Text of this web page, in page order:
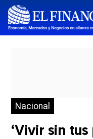
Nacional
‘Vivir sin